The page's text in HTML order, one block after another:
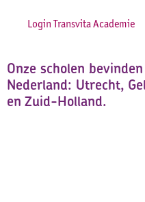
Login Transvita Academie
Onze scholen
Nederland: Utrecht,
en Zuid-Holland.